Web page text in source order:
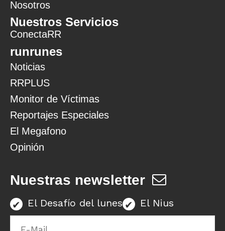
Nosotros
Nuestros Servicios
ConectaRR
runrunes
Noticias
RRPLUS
Monitor de Víctimas
Reportajes Especiales
El Megafono
Opinión
Nuestras newsletter
El Desafío del lunes El Nius